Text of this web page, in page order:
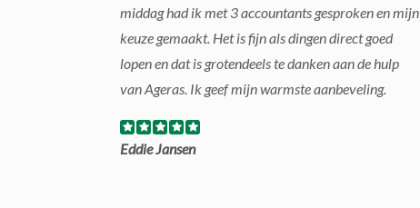
middag had ik met 3 accountants gesproken en mijn
keuze gemaakt. Het is fijn als dingen direct goed
lopen en dat is grotendeels te danken aan de hulp
van Ageras. Ik geef mijn warmste aanbeveling.
Eddie Jansen